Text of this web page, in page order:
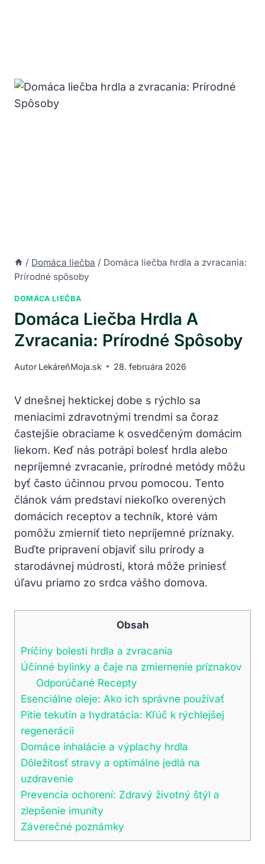
/ Domáca liečba / Domáca liečba hrdla a zvracania:
Prírodné spôsoby
DOMÁCA LIEČBA
Domáca Liečba Hrdla A
Zvracania: Prírodné Spôsoby
Autor LekáreňMoja.sk 28. februára 2026
V dnešnej hektickej dobe s rýchlo sa
meniacimi zdravotnými trendmi sa čoraz
častejšie obraciame k osvedčeným domácim
liekom. Keď nás potrápi bolesť hrdla alebo
nepríjemné zvracanie, prírodné metódy môžu
byť často účinnou prvou pomocou. Tento
článok vám predstaví niekoľko overených
domácich receptov a techník, ktoré vám
pomôžu zmierniť tieto nepríjemné príznaky.
Buďte pripravení objaviť silu prírody a
starodávnej múdrosti, ktorá môže priniesť
úľavu priamo zo srdca vášho domova.
Obsah
Príčiny bolesti hrdla a zvracania
Účinné bylinky a čaje na zmiernenie príznakov
Odporúčané Recepty
Esenciálne oleje: Ako ich správne používať
Pitie tekutín a hydratácia: Kľúč k rýchlejšej
regenerácii
Domáce inhalácie a výplachy hrdla
Dôležitosť stravy a optimálne jedlá na
uzdravenie
Prevencia ochorení: Zdravý životný štýl a
zlepšenie imunity
Záverečné poznámky